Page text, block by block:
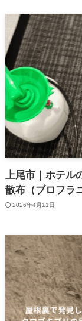
上尾市｜ホテル
散布（ブロフラ
2026年4月11日